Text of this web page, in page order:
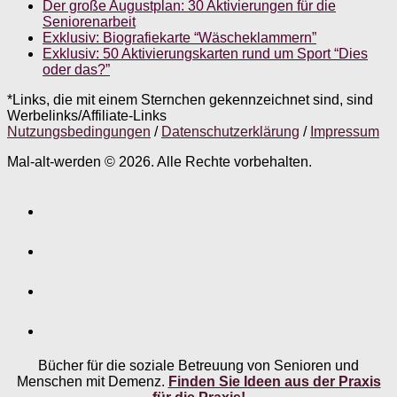
Der große Augustplan: 30 Aktivierungen für die
Seniorenarbeit
Exklusiv: Biografiekarte “Wäscheklammern”
Exklusiv: 50 Aktivierungskarten rund um Sport “Dies
oder das?”
*Links, die mit einem Sternchen gekennzeichnet sind, sind
Werbelinks/Affiliate-Links
Nutzungsbedingungen / Datenschutzerklärung / Impressum
Mal-alt-werden © 2026. Alle Rechte vorbehalten.
Bücher für die soziale Betreuung von Senioren und
Menschen mit Demenz. Finden Sie Ideen aus der Praxis